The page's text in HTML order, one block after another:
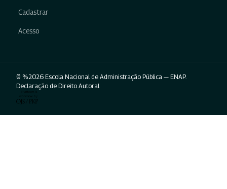
Cadastrar
Acesso
© %2026 Escola Nacional de Administração Pública — ENAP.
Declaração de Direito Autoral